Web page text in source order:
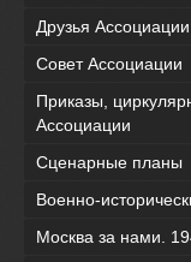
Друзья Ассоциации
Совет Ассоциации
Приказы,
Ассоциации
Сценарные планы
Военно-
Москва за нами.